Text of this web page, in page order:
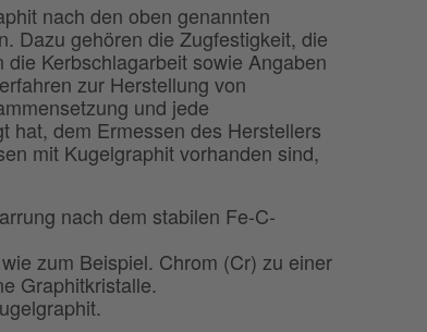
nach den oben genannten
Dazu gehören die Zugfestigkeit, die
Kerbschlagarbeit sowie Angaben
zur Herstellung von
und jede
hat, dem Ermessen des Herstellers
mit Kugelgraphit vorhanden sind,
nach dem stabilen Fe-C-
zum Beispiel. Chrom (Cr) zu einer
Graphitkristalle.